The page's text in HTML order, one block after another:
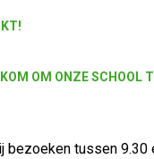
OM ONZE SCHOOL
tussen 9.30